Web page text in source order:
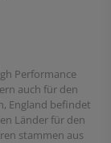
Performance
auch für den
England befindet
Länder für den
stammen aus